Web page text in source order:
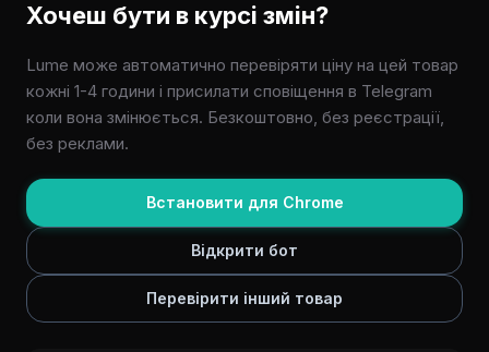
Хочеш бути в курсі змін?
Lume може автоматично перевіряти ціну на цей товар
кожні 1-4 години і присилати сповіщення в Telegram
коли вона змінюється. Безкоштовно, без реєстрації,
без реклами.
Встановити для Chrome
Відкрити бот
Перевірити інший товар